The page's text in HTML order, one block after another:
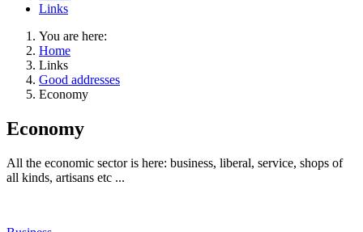
Links
You are here:
Home
Links
Good addresses
Economy
Economy
All the economic sector is here: business, liberal, service, shops of
all kinds, artisans etc ...